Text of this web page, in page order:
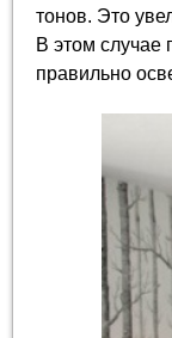
тонов. Это
В этом случае
правильно